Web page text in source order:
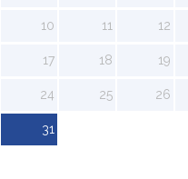
10 11 12
17 18 19
24 25 26
31